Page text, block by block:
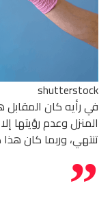
shutterstock
في رأيه كان
المنزل وعدم رؤيتها
تنتهي، وربما كان